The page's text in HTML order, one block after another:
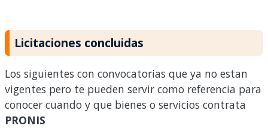
Licitaciones concluidas
Los siguientes con convocatorias que ya no estan
vigentes pero te pueden servir como referencia para
conocer cuando y que bienes o servicios contrata
PRONIS